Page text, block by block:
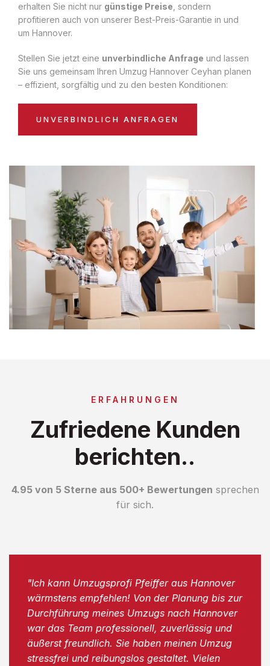
erhalten Sie nicht nur günstige Preise , sondern
profitieren auch von unserer Best-Preis-Garantie in und
um Hannover.
Stellen Sie jetzt eine unverbindliche Anfrage und lassen
Sie uns gemeinsam Ihren Umzug Hannover Ceyhan planen
– effizient, sorgfältig und zu den besten Konditionen:
UNVERBINDLICH ANFRAGEN
ERFAHRUNGEN
Zufriedene Kunden
berichten..
4.95 von 5 Sterne aus 500+ Bewertungen sprechen
für sich.
"Ich kann Umzugsprofi Pfeiffer aus Hannover
wärmstens empfehlen! Von der Planung bis zur
Durchführung meines Umzugs nach Hannover
war das Team professionell, zuverlässig und
äußerst freundlich. Sie haben meinen Umzug
stressfrei und reibungslos gestaltet. Vielen